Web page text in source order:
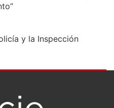
y la Inspección